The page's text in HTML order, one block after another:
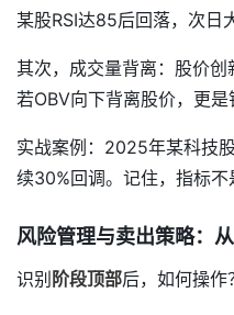
某股RSI达85后回落，次日
其次，成交量背离：股价创
若OBV向下背离股价，更是
实战案例：2025年某科技
续30%回调。记住，指标不
风险管理与卖出策略：
识别 阶段顶部后，如何操作